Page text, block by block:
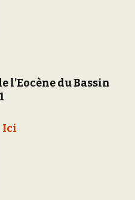
l’Eocène du Bassin
Ici